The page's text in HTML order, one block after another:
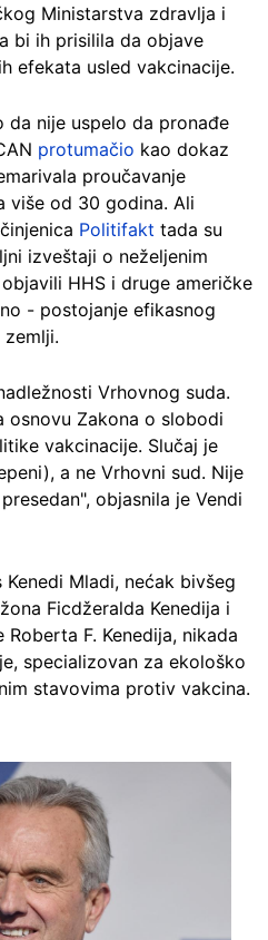
Ministarstva zdravlja i
bi ih prisilila da objave
efekata usled vakcinacije.
nije uspelo da pronađe
protumačio kao dokaz
proučavanje
više od 30 godina. Ali
Politifakt tada su
izveštaji o neželjenim
HHS i druge američke
- postojanje efikasnog
Vrhovnog suda.
osnovu Zakona o slobodi
vakcinacije. Slučaj je
a ne Vrhovni sud. Nije
objasnila je Vendi
Mladi, nećak bivšeg
Ficdžeralda Kenedija i
F. Kenedija, nikada
specializovan za ekološko
stavovima protiv vakcina.